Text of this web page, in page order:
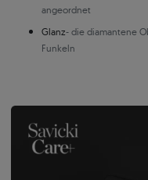
angeordnet
Glanz- die diamantene
Funkeln